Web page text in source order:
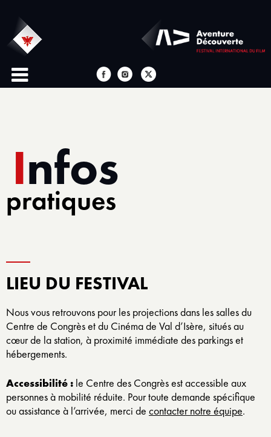
Infos
pratiques
LIEU DU FESTIVAL
Nous vous retrouvons pour les projections dans les salles du
Centre de Congrès et du Cinéma de Val d’Isère, situés au
cœur de la station, à proximité immédiate des parkings et
hébergements.
Accessibilité : le Centre des Congrès est accessible aux
personnes à mobilité réduite. Pour toute demande spécifique
ou assistance à l’arrivée, merci de contacter notre équipe.